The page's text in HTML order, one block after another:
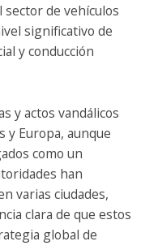
de vehículos
significativo de
y conducción
y actos vandálicos
y Europa, aunque
como un
han
varias ciudades,
clara de que estos
global de